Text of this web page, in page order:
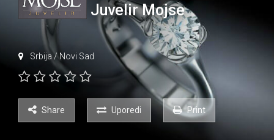
Juvelir Mojse
Srbija /Novi Sad
Share Uporedi Print